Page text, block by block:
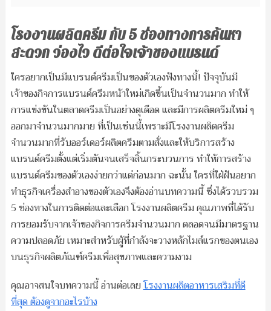
โรงงานผลิตครีม กับ5 ช่องทางการค้นหา
สะดวก ว่องไว ดีต่อใจเจ้าของแบรนด์
ใครอยากเป็นมีแบรนด์ครีมเป็นของตัวเองฟังทางนี้! ปัจจุบันมี
เจ้าของกิจการแบรนด์ครีมหน้าใหม่เกิดขึ้นเป็นจำนวนมาก ทำให้
การแข่งขันในตลาดครีมเป็นอย่างดุเดือด และมีการผลิตครีมใหม่ ๆ
ออกมาจำนวนมากมาย ที่เป็นเช่นนี้เพราะมีโรงงานผลิตครีม
จำนวนมากที่รับออร์เดอร์ผลิตครีมตามสั่งและให้บริการสร้าง
แบรนด์ครีมตั้งแต่เริ่มต้นจนเสร็จสิ้นกระบวนการ ทำให้การสร้าง
แบรนด์ครีมของตัวเองง่ายกว่าแต่ก่อนมาก ฉะนั้น ใครที่ใฝ่ฝันอยาก
ทำธุรกิจเครื่องสำอางของตัวเองจึงต้องอ่านบทความนี้ ซึ่งได้รวบรวม
5 ช่องทางในการติดต่อและเลือก โรงงานผลิตครีม คุณภาพที่ได้รับ
การยอมรับจากเจ้าของกิจการครีมจำนวนมาก ตลอดจนมีมาตรฐาน
ความปลอดภัย เหมาะสำหรับผู้ที่กำลังจะวางหลักไมล์แรกของตนเอง
บนธุรกิจผลิตภัณฑ์ครีมเพื่อสุขภาพและความงาม
คุณอาจสนใจบทความนี้ อ่านต่อเลยโรงงานผลิตอาหารเสริมที่ดี
ที่สุด ต้องดูจากอะไรบ้าง